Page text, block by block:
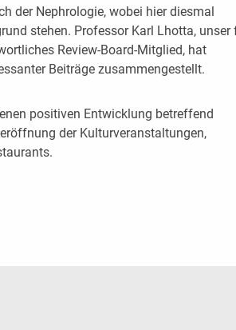
der Nephrologie, wobei hier diesmal
stehen. Professor Karl Lhotta, unser
Review-Board-Mitglied, hat
Beiträge zusammengestellt.
positiven Entwicklung betreffend
der Kulturveranstaltungen,